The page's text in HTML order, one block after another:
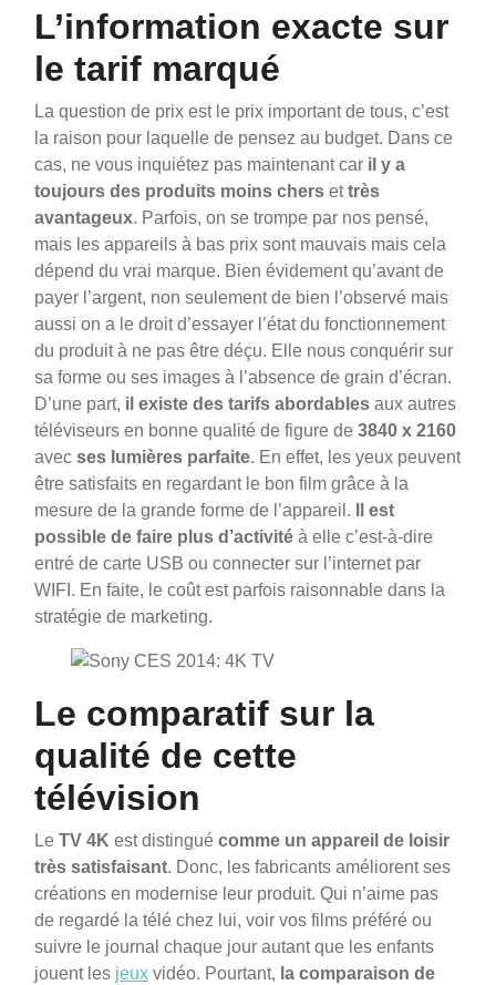
L’information exacte sur
le tarif marqué
La question de prix est le prix important de tous, c’est
la raison pour laquelle de pensez au budget. Dans ce
cas, ne vous inquiétez pas maintenant car il y a
toujours des produits moins chers ettrès
avantageux. Parfois, on se trompe par nos pensé,
mais les appareils à bas prix sont mauvais mais cela
dépend du vrai marque. Bien évidement qu’avant de
payer l’argent, non seulement de bien l’observé mais
aussi on a le droit d’essayer l’état du fonctionnement
du produit à ne pas être déçu. Elle nous conquérir sur
sa forme ou ses images à l’absence de grain d’écran.
D’une part, il existe des tarifs abordables aux autres
téléviseurs en bonne qualité de figure de 3840 x 2160
avec ses lumières parfaite. En effet, les yeux peuvent
être satisfaits en regardant le bon film grâce à la
mesure de la grande forme de l’appareil. Il est
possible de faire plus d’activité à elle c’est-à-dire
entré de carte USB ou connecter sur l’internet par
WIFI. En faite, le coût est parfois raisonnable dans la
stratégie de marketing.
Le comparatif sur la
qualité de cette
télévision
Le TV 4K est distingué comme un appareil de loisir
très satisfaisant. Donc, les fabricants améliorent ses
créations en modernise leur produit. Qui n’aime pas
de regardé la télé chez lui, voir vos films préféré ou
suivre le journal chaque jour autant que les enfants
jouent les jeux vidéo. Pourtant, la comparaison de